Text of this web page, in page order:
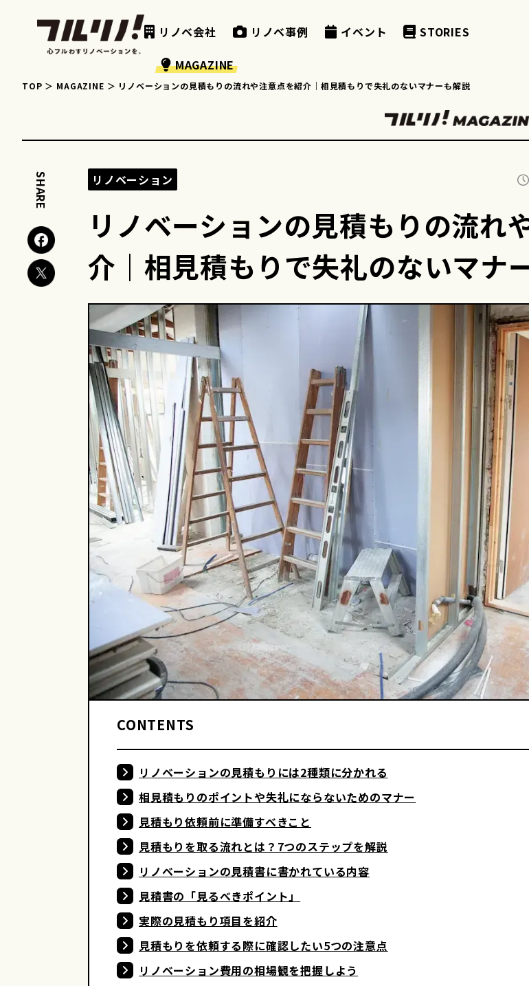
リノベ会社 リノベ事例 イベント
STORIES
MAGAZINE
TOP MAGAZINE リノベーションの見積もりの流れや注意点を紹介｜相見積もりで失礼のないマナーも解説
SHARE リノベーション
リノベーションの見積もりの流れ
介｜相見積もりで失礼のないマナ
CONTENTS
リノベーションの見積もりには2種類に分かれる
相見積もりのポイントや失礼にならないためのマナー
見積もり依頼前に準備すべきこと
見積もりを取る流れとは？7つのステップを解説
リノベーションの見積書に書かれている内容
見積書の「見るべきポイント」
実際の見積もり項目を紹介
見積もりを依頼する際に確認したい5つの注意点
リノベーション費用の相場観を把握しよう